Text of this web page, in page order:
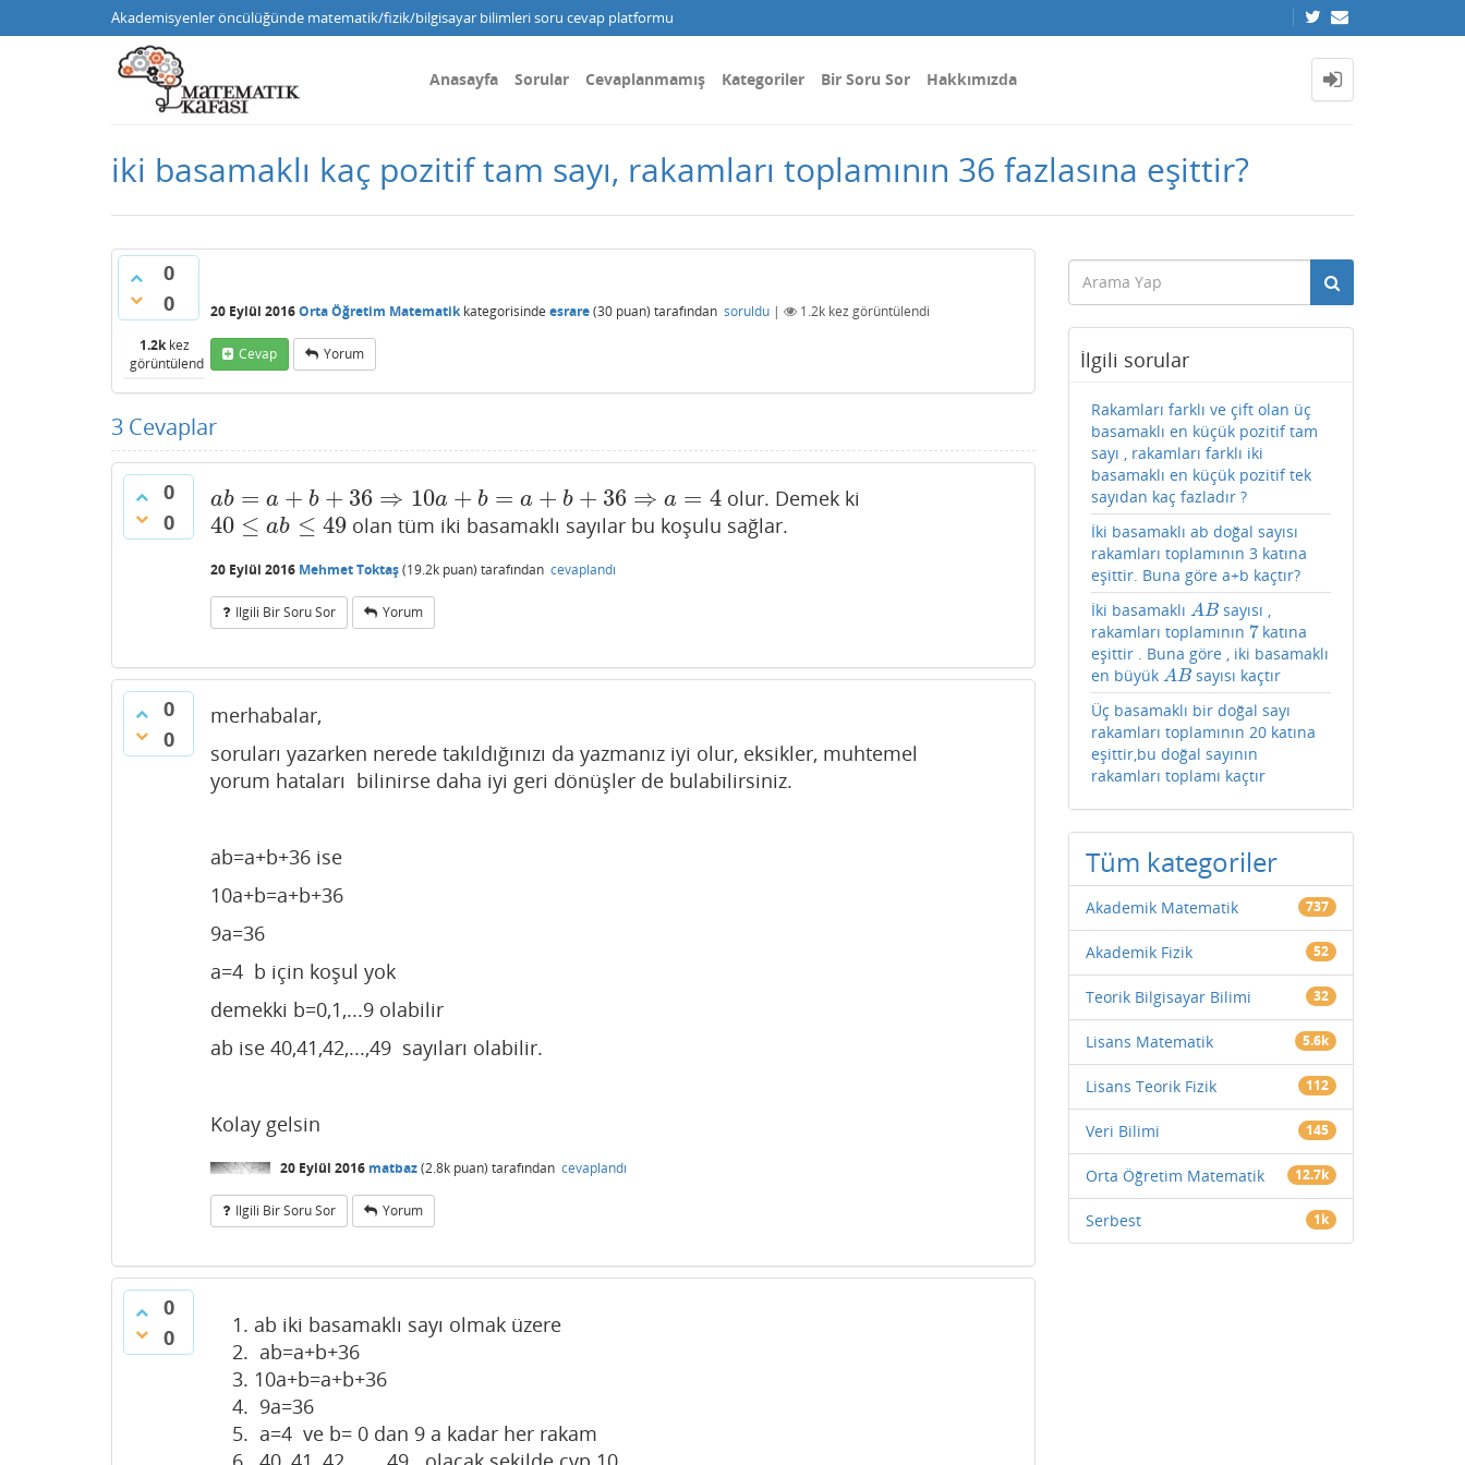
Akademisyenler öncülüğünde matematik/fizik/bilgisayar bilimleri soru cevap platformu
Anasayfa Sorular Cevaplanmamış Kategoriler Bir Soru Sor Hakkımızda
iki basamaklı kaç pozitif tam sayı, rakamları toplamının 36 fazlasına eşittir?
0
0
1.2kkez
görüntülendi
20 Eylül 2016Orta Öğretim Matematikkategorisinde esrare(30 puan) tarafından soruldu | 1.2k kez görüntülendi
Cevap Yorum
3 Cevaplar
0
0
ab = a + b + 36 ⇒ 10a + b = a + b + 36 ⇒ a = 4
ab=a+ b+36⇒10 a+b=a +b+36⇒ a=4 olur. Demek ki
40 ≤ ab ≤ 49
40≤ ab ≤49 olan tüm iki basamaklı sayılar bu koşulu sağlar.
20 Eylül 2016 Mehmet Toktaş(19.2k puan) tarafından cevaplandı
Ilgili Bir Soru Sor Yorum
0
0
merhabalar,
soruları yazarken nerede takıldığınızı da yazmanız iyi olur, eksikler, muhtemel
yorum hataları bilinirse daha iyi geri dönüşler de bulabilirsiniz.
ab=a+b+36 ise
10a+b=a+b+36
9a=36
a=4 b için koşul yok
demekki b=0,1,...9 olabilir
ab ise 40,41,42,...,49 sayıları olabilir.
Kolay gelsin
20 Eylül 2016 matbaz(2.8k puan) tarafından cevaplandı
Ilgili Bir Soru Sor Yorum
0
0
ab iki basamaklı sayı olmak üzere
ab=a+b+36
10a+b=a+b+36
9a=36
a=4 ve b= 0 dan 9 a kadar her rakam
İlgili sorular
Rakamları farklı ve çift olan üç
basamaklı en küçük pozitif tam
sayı , rakamları farklı iki
basamaklı en küçük pozitif tek
sayıdan kaç fazladır ?
İki basamaklı ab doğal sayısı
rakamları toplamının 3 katına
eşittir. Buna göre a+b kaçtır?
İki basamaklı AB
AB
sayısı ,
rakamları toplamının 7
7katına
eşittir . Buna göre , iki basamaklı
en büyük AB
AB
sayısı kaçtır
Üç basamaklı bir doğal sayı
rakamları toplamının 20 katına
eşittir,bu doğal sayının
rakamları toplamı kaçtır
Tüm kategoriler
Akademik Matematik 737
Akademik Fizik 52
Teorik Bilgisayar Bilimi 32
Lisans Matematik 5.6k
Lisans Teorik Fizik 112
Veri Bilimi 145
Orta Öğretim Matematik 12.7k
Serbest 1k